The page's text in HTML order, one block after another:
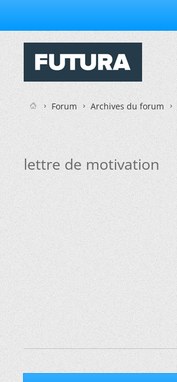
Forum Archives du forum
lettre de motivation